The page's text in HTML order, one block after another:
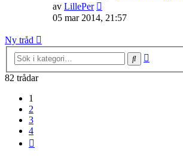
av LillePer
till
inlägget
05 mar 2014, 21:57
Ny tråd
Sök
82 trådar
1
2
3
4